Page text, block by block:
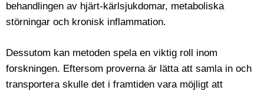
behandlingen av hjärt-kärlsjukdomar, metaboliska
störningar och kronisk inflammation.
Dessutom kan metoden spela en viktig roll inom
forskningen. Eftersom proverna är lätta att samla in och
transportera skulle det i framtiden vara möjligt att